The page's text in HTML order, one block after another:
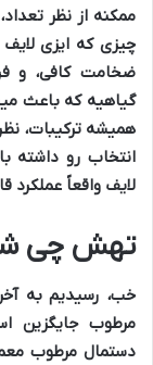
ممکنه از نظر
چیزی که ایزی
ضخامت کافی، و
گیاهیه که باعث
همیشه ترکیبات،
انتخاب رو داشته
لایف واقعاً عملکرد
تهش چی
خب، رسیدیم به
مرطوب جایگزین
دستمال مرطوب